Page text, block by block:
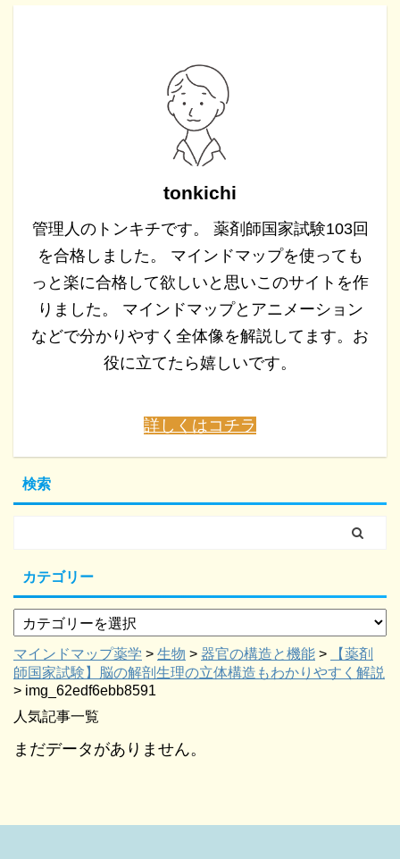
tonkichi
管理人のトンキチです。 薬剤師国家試験103回
を合格しました。 マインドマップを使っても
っと楽に合格して欲しいと思いこのサイトを作
りました。 マインドマップとアニメーション
などで分かりやすく全体像を解説してます。お
役に立てたら嬉しいです。
詳しくはコチラ
検索
カテゴリー
マインドマップ薬学 > 生物 > 器官の構造と機能 >
【薬剤
師国家試験】脳の解剖生理の立体構造もわかりやすく解説
> img_62edf6ebb8591
人気記事一覧
まだデータがありません。